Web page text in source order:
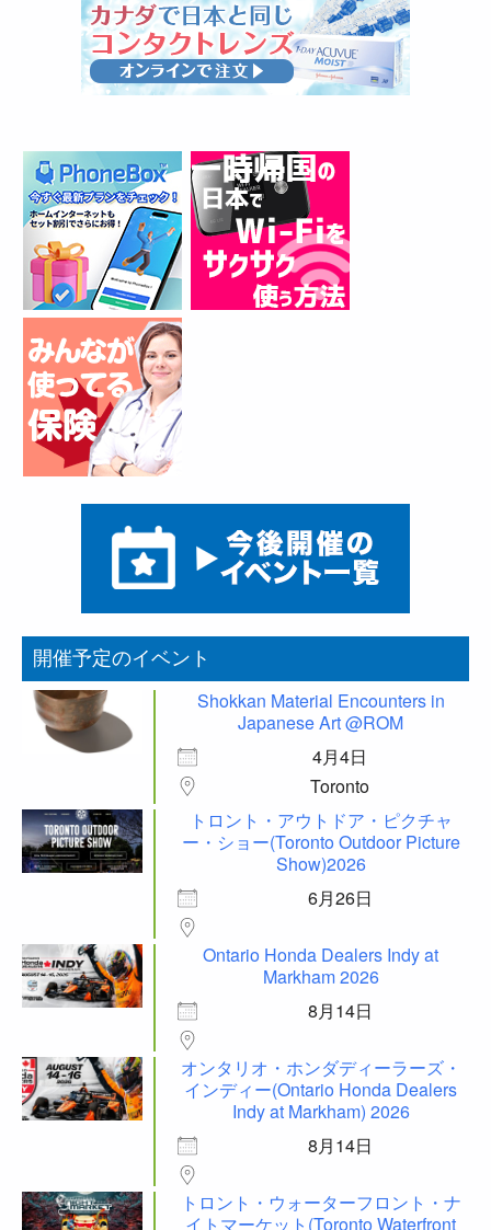
開催予定のイベント
Shokkan Material Encounters in
Japanese Art @ROM
4月4日
Toronto
トロント・アウトドア・ピクチャ
ー・ショー(Toronto Outdoor Picture
Show)2026
6月26日
Ontario Honda Dealers Indy at
Markham 2026
8月14日
オンタリオ・ホンダディーラーズ・
インディー(Ontario Honda Dealers
Indy at Markham) 2026
8月14日
トロント・ウォーターフロント・ナ
イトマーケット(Toronto Waterfront